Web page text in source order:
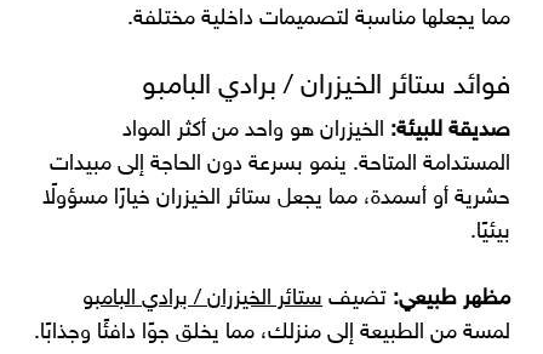
مما يجعلها مناسبة لتصميمات داخلية مختلفة.
فوائد ستائر الخيزران / برادي البامبو
صديقة للبيئة: الخيزران هو واحد من أكثر المواد
المستدامة المتاحة. ينمو بسرعة دون الحاجة إلى مبيدات
حشرية أو أسمدة، مما يجعل ستائر الخيزران خيارًا مسؤولًا
بيئيًا.
مظهر طبيعي: تضيفستائر الخيزران / برادي البامبو
لمسة من الطبيعة إلى منزلك، مما يخلق جوًا دافئًا وجذابًا.